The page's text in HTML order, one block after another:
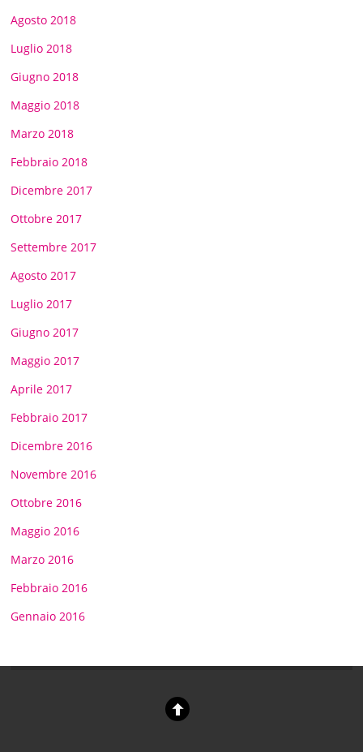
Agosto 2018
Luglio 2018
Giugno 2018
Maggio 2018
Marzo 2018
Febbraio 2018
Dicembre 2017
Ottobre 2017
Settembre 2017
Agosto 2017
Luglio 2017
Giugno 2017
Maggio 2017
Aprile 2017
Febbraio 2017
Dicembre 2016
Novembre 2016
Ottobre 2016
Maggio 2016
Marzo 2016
Febbraio 2016
Gennaio 2016